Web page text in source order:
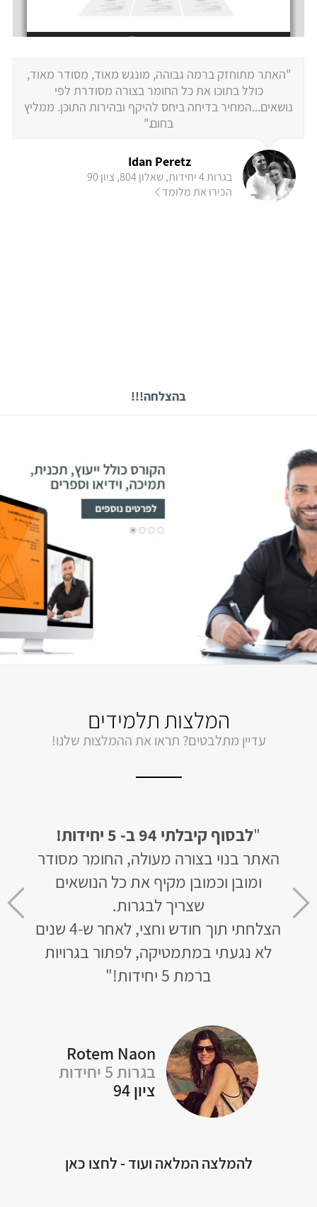
"האתר מתוחזק ברמה גבוהה, מונגש מאוד, מסודר מאוד,
כולל בתוכו את כל החומר בצורה מסודרת לפי
נושאים...המחיר בדיחה ביחס להיקף ובהירות התוכן. ממליץ
בחום."
Idan Peretz
בגרות 4 יחידות, שאלון 804, ציון 90
הכירו את מלומד
בהצלחה!!!
המלצות תלמידים
עדיין מתלבטים? תראו את ההמלצות שלנו!
קיבלתי 95 ב- 5 יחידות שאלון שני!
תכננתי לשפר ל- 5 יח' כי היו לי רק 3
והדבר היה נראה כמעט בלתי אפשרי.
אבל ההסברים באתר כל כך ברורים,
שאתה מצליח לגרום למתמטיקה
להראות כמו משחק ילדים!"
בגרות שאלון 807
ציון 95
להמלצה המלאה ועוד - לחצו כאן